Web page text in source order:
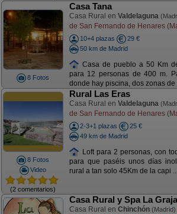
8 Fotos
Casa Tana
Casa Rural en Valdelaguna
de San Fernando de Henares
10+4 plazas
29 €
50 km de Madrid
Casa de pueblo a 50 Km
para 12 personas de 400 m.
donde hay piscina, dos zonas de
8 Fotos
Video
(2 comentarios)
Rural Las Eras
Casa Rural en Valdelaguna
de San Fernando de Henares
2-3+1 plazas
25 €
49 km de Madrid
Loft para 2 personas, con
para que paséis unos días
rural a tan solo 45Km de la capi
Casa Rural y Spa La Graja
Casa Rural en Chinchón (Madrid)